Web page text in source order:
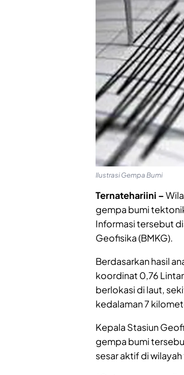
Ilustrasi Gempa Bumi
Ternatehariini –
gempa bumi
Informasi tersebut
Geofisika (BMKG).
Berdasarkan hasil
koordinat 0,76
berlokasi di laut,
kedalaman 7
Kepala Stasiun
gempa bumi
sesar aktif di